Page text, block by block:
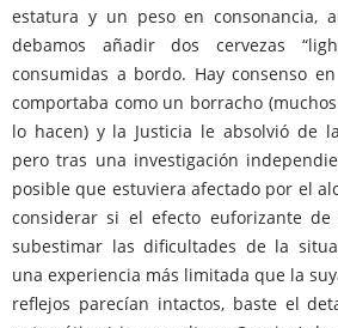
estatura y un peso en consonancia,
debamos añadir dos cervezas
consumidas a bordo. Hay consenso
comportaba como un borracho
lo hacen) y la Justicia le absolvió de
pero tras una investigación
posible que estuviera afectado por el
considerar si el efecto euforizante
subestimar las dificultades de la
una experiencia más limitada que la
reflejos parecían intactos, baste el